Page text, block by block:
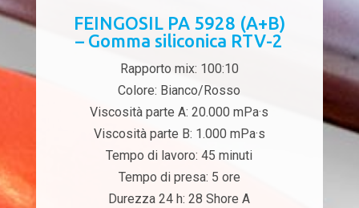
FEINGOSIL PA 5928 (A+B)
– Gomma siliconica RTV-2
Rapporto mix: 100:10
Colore: Bianco/Rosso
Viscosità parte A: 20.000 mPa·s
Viscosità parte B: 1.000 mPa·s
Tempo di lavoro: 45 minuti
Tempo di presa: 5 ore
Durezza 24 h: 28 Shore A